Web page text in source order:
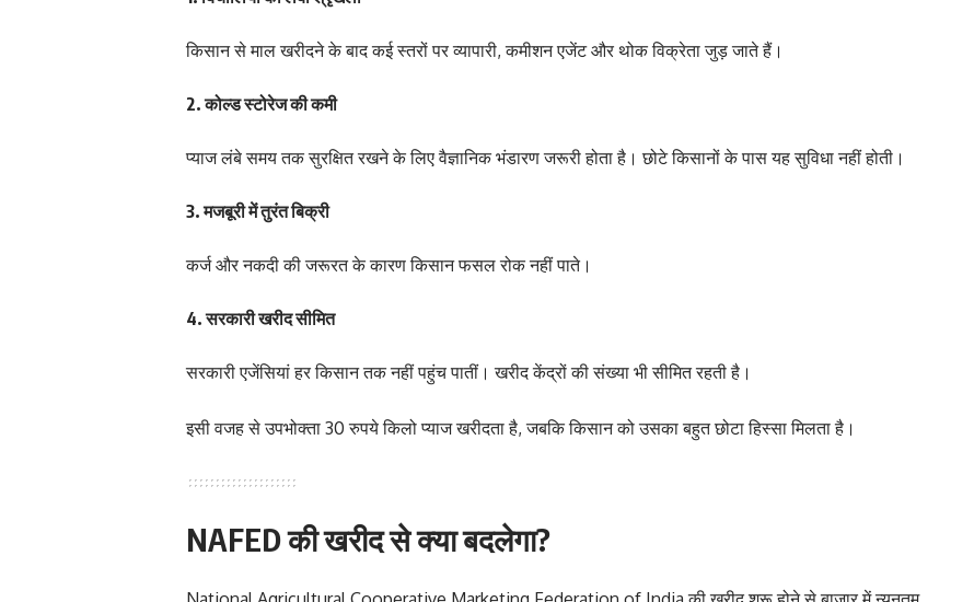
किसान से माल खरीदने के बाद कई स्तरों पर व्यापारी, कमीशन एजेंट और थोक विक्रेता जुड़ जाते हैं।
2. कोल्ड स्टोरेज की कमी
प्याज लंबे समय तक सुरक्षित रखने के लिए वैज्ञानिक भंडारण जरूरी होता है। छोटे किसानों के पास यह सुविधा नहीं होती।
3. मजबूरी में तुरंत बिक्री
कर्ज और नकदी की जरूरत के कारण किसान फसल रोक नहीं पाते।
4. सरकारी खरीद सीमित
सरकारी एजेंसियां हर किसान तक नहीं पहुंच पातीं। खरीद केंद्रों की संख्या भी सीमित रहती है।
इसी वजह से उपभोक्ता 30 रुपये किलो प्याज खरीदता है, जबकि किसान को उसका बहुत छोटा हिस्सा मिलता है।
NAFED की खरीद से क्या बदलेगा?